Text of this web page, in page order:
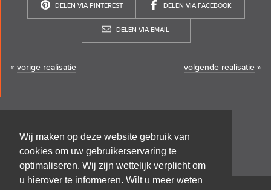
Wij maken op deze website gebruik van
cookies om uw gebruikerservaring te
optimaliseren. Wij zijn wettelijk verplicht om
u hierover te informeren. Wilt u meer weten
DELEN VIA PINTEREST DELEN VIA FACEBOOK
DELEN VIA EMAIL
« vorige realisatie volgende realisatie »